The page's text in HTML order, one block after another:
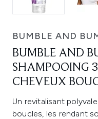
BUMBLE AND
BUMBLE AND
SHAMPOOING
CHEVEUX
Un revitalisant
boucles, les rendant